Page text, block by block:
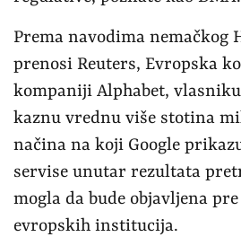
Prema navodima nemačkog
prenosi Reuters, Evropska
kompaniji Alphabet,
kaznu vrednu više stotina
načina na koji Google
servise unutar rezultata
mogla da bude objavljena
evropskih institucija.